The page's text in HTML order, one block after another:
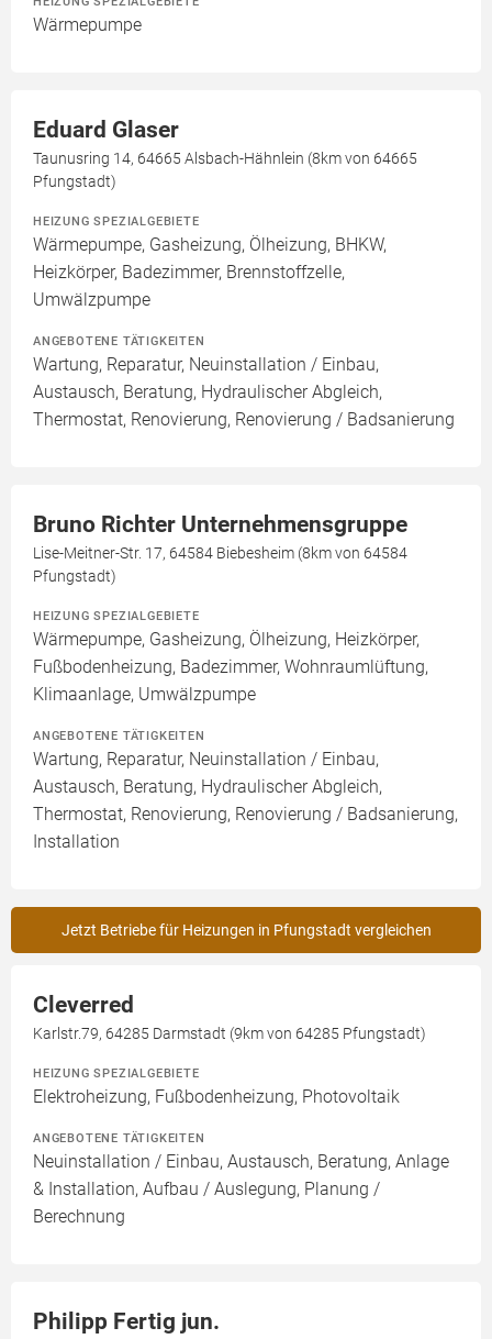
Wärmepumpe
Eduard Glaser
Taunusring 14, 64665 Alsbach-Hähnlein (8km von 64665
Pfungstadt)
HEIZUNG SPEZIALGEBIETE
Wärmepumpe, Gasheizung, Ölheizung, BHKW,
Heizkörper, Badezimmer, Brennstoffzelle,
Umwälzpumpe
ANGEBOTENE TÄTIGKEITEN
Wartung, Reparatur, Neuinstallation / Einbau,
Austausch, Beratung, Hydraulischer Abgleich,
Thermostat, Renovierung, Renovierung / Badsanierung
Bruno Richter Unternehmensgruppe
Lise-Meitner-Str. 17, 64584 Biebesheim (8km von 64584
Pfungstadt)
HEIZUNG SPEZIALGEBIETE
Wärmepumpe, Gasheizung, Ölheizung, Heizkörper,
Fußbodenheizung, Badezimmer, Wohnraumlüftung,
Klimaanlage, Umwälzpumpe
ANGEBOTENE TÄTIGKEITEN
Wartung, Reparatur, Neuinstallation / Einbau,
Austausch, Beratung, Hydraulischer Abgleich,
Thermostat, Renovierung, Renovierung / Badsanierung,
Installation
Jetzt Betriebe für Heizungen in Pfungstadt vergleichen
Cleverred
Karlstr.79, 64285 Darmstadt (9km von 64285 Pfungstadt)
HEIZUNG SPEZIALGEBIETE
Elektroheizung, Fußbodenheizung, Photovoltaik
ANGEBOTENE TÄTIGKEITEN
Neuinstallation / Einbau, Austausch, Beratung, Anlage
& Installation, Aufbau / Auslegung, Planung /
Berechnung
Philipp Fertig jun.